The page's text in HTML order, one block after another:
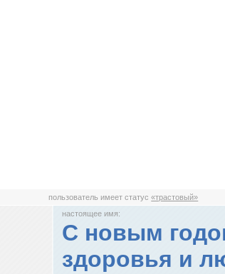
пользователь имеет статус«трастовый»
настоящее имя:
С новым
здоровья и